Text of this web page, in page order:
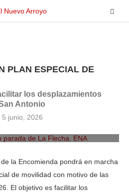
PLAN ESPECIAL DE
los desplazamientos
Antonio
5 junio, 2026
la Encomienda pondrá en marcha
de movilidad con motivo de las
El objetivo es facilitar los